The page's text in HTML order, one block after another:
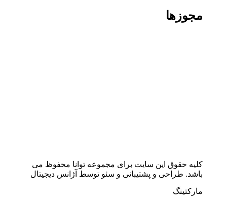
مجوزها
کلیه حقوق این سایت برای مجموعه توانا محفوظ می
باشد. طراحی و پشتیبانی و سئو توسط آژانس دیجیتال
مارکتینگ